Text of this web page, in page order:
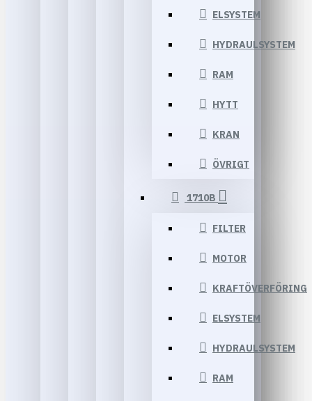
ELSYSTEM
HYDRAULSYSTEM
RAM
HYTT
KRAN
ÖVRIGT
1710B
FILTER
MOTOR
KRAFTÖVERFÖRING
ELSYSTEM
HYDRAULSYSTEM
RAM